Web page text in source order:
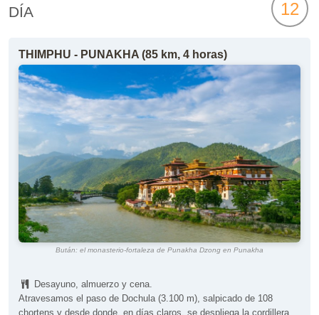
DÍA 12
THIMPHU - PUNAKHA (85 km, 4 horas)
Bután: el monasterio-fortaleza de Punakha Dzong en Punakha
Desayuno, almuerzo y cena.
Atravesamos el paso de Dochula (3.100 m), salpicado de 108
chortens y desde donde, en días claros, se despliega la cordillera